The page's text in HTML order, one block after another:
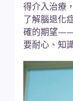
得介入治療
了解腦退化
確的期望——
要耐心、知